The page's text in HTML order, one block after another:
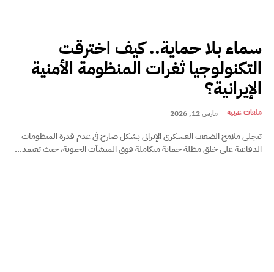
سماء بلا حماية.. كيف اخترقت
التكنولوجيا ثغرات المنظومة الأمنية
الإيرانية؟
ملفات عربية مارس 12, 2026
تتجلى ملامح الضعف العسكري الإيراني بشكل صارخ في عدم قدرة المنظومات
الدفاعية على خلق مظلة حماية متكاملة فوق المنشآت الحيوية، حيث تعتمد...